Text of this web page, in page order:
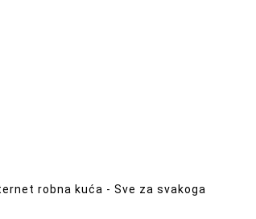
robna kuća - Sve za svakoga